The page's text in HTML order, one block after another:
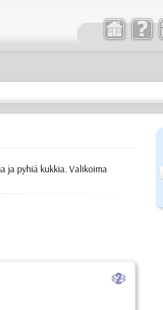
ja pyhiä kukkia. Valikoima
b